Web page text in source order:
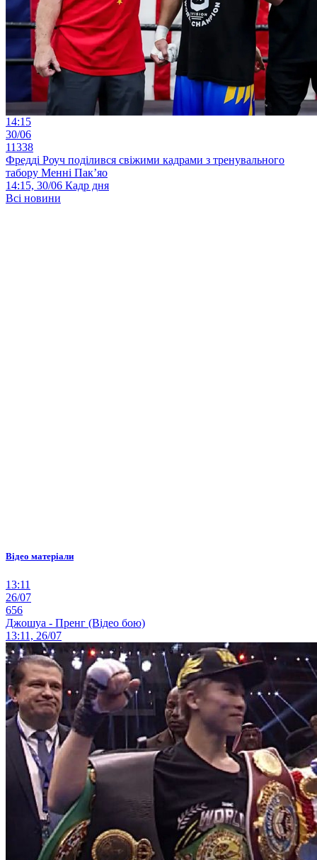
14:15
30/06
11338
Фредді Роуч поділився свіжими кадрами з тренувального
табору Менні Пак’яо
14:15, 30/06 Кадр дня
Всі новини
Відео матеріали
13:11
26/07
656
Джошуа - Пренг (Відео бою)
13:11, 26/07